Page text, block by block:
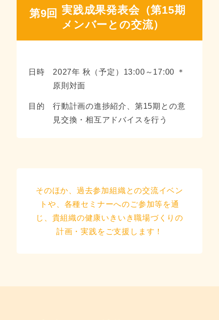
第9回 実践成果発表会（第15期
メンバーとの交流）
日時
2027年 秋（予定）13:00～17:00 ＊
原則対面
目的
行動計画の進捗紹介、第15期との意
見交換・相互アドバイスを行う
そのほか、過去参加組織との交流イベン
トや、各種セミナーへのご参加等を通
じ、貴組織の健康いきいき職場づくりの
計画・実践をご支援します！